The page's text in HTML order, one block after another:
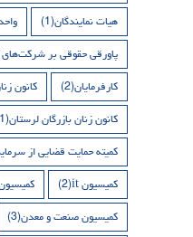
هیات نمایندگان(1)
پاورقی حقوقی بر
کارفرمایان(2) کانون
کانون زنان بازرگان لرستان(1)
کمیته حمایت قضایی از
کمیسیون it (2)
کمیسیون صنعت و معدن(3)